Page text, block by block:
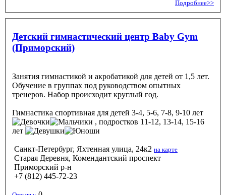
Подробнее>>
Детский гимнастический центр Baby Gym
(Приморский)
Занятия гимнастикой и акробатикой для детей от 1,5 лет.
Обучение в группах под руководством опытных
тренеров. Набор происходит круглый год.
Гимнастика спортивная для детей 3-4, 5-6, 7-8, 9-10 лет
, подростков 11-12, 13-14, 15-16
лет
Санкт-Петербург, Яхтенная улица, 24к2 на карте
Старая Деревня, Комендантский проспект
Приморский р-н
+7 (812) 445-72-23